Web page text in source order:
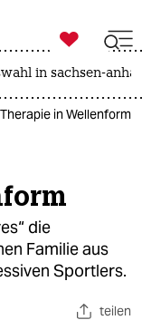

taz zahl ich
in sachsen-
in Wellenform
die
Familie aus
Sportlers.
teilen